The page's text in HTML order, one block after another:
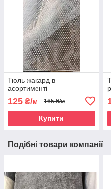
Тюль жакард в
асортименті
125 ₴/м 165 ₴/м
Купити
Подібні товари компанії